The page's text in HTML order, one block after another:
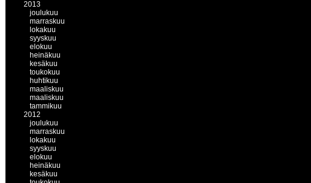
2013
joulukuu
marraskuu
lokakuu
syyskuu
elokuu
heinäkuu
kesäkuu
toukokuu
huhtikuu
maaliskuu
maaliskuu
tammikuu
2012
joulukuu
marraskuu
lokakuu
syyskuu
elokuu
heinäkuu
kesäkuu